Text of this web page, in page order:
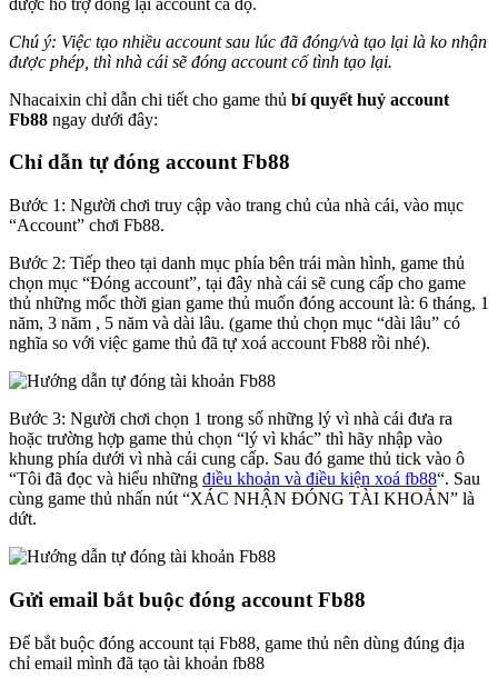
Chú ý: Việc tạo nhiều account sau lúc đã đóng/và tạo lại là ko nhận
được phép, thì nhà cái sẽ đóng account cố tình tạo lại.
Nhacaixin chỉ dẫn chi tiết cho game thủ bí quyết huỷ account
Fb88 ngay dưới đây:
Chỉ dẫn tự đóng account Fb88
Bước 1: Người chơi truy cập vào trang chủ của nhà cái, vào mục
“Account” chơi Fb88.
Bước 2: Tiếp theo tại danh mục phía bên trái màn hình, game thủ
chọn mục “Đóng account”, tại đây nhà cái sẽ cung cấp cho game
thủ những mốc thời gian game thủ muốn đóng account là: 6 tháng, 1
năm, 3 năm , 5 năm và dài lâu. (game thủ chọn mục “dài lâu” có
nghĩa so với việc game thủ đã tự xoá account Fb88 rồi nhé).
Bước 3: Người chơi chọn 1 trong số những lý vì nhà cái đưa ra
hoặc trường hợp game thủ chọn “lý vì khác” thì hãy nhập vào
khung phía dưới vì nhà cái cung cấp. Sau đó game thủ tick vào ô
“Tôi đã đọc và hiểu những điều khoản và điều kiện xoá fb88“. Sau
cùng game thủ nhấn nút “XÁC NHẬN ĐÓNG TÀI KHOẢN” là
dứt.
Gửi email bắt buộc đóng account Fb88
Để bắt buộc đóng account tại Fb88, game thủ nên dùng đúng địa
chỉ email mình đã tạo tài khoản fb88